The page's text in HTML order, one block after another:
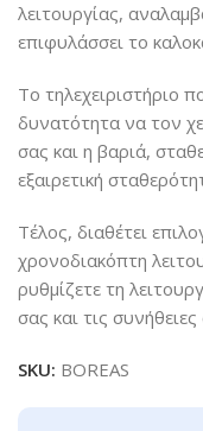
λειτουργίας,
επιφυλάσσει το
Το τηλεχειριστήριο
δυνατότητα να τον
σας και η βαριά,
εξαιρετική
Τέλος, διαθέτει
χρονοδιακόπτη
ρυθμίζετε τη
σας και τις συνήθειες
SKU: BOREAS